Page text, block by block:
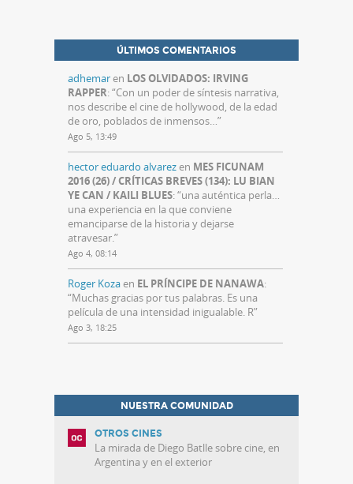
ÚLTIMOS COMENTARIOS
adhemaren LOS OLVIDADOS: IRVING
RAPPER: “Con un poder de síntesis narrativa,
nos describe el cine de hollywood, de la edad
de oro, poblados de inmensos…”
Ago 5, 13:49
hector eduardo alvarezen MES FICUNAM
2016 (26) / CRÍTICAS BREVES (134): LU BIAN
YE CAN / KAILI BLUES: “una auténtica perla…
una experiencia en la que conviene
emanciparse de la historia y dejarse
atravesar.”
Ago 4, 08:14
Roger Kozaen EL PRÍNCIPE DE NANAWA:
“Muchas gracias por tus palabras. Es una
película de una intensidad inigualable. R”
Ago 3, 18:25
NUESTRA COMUNIDAD
OTROS CINES
La mirada de Diego Batlle sobre cine, en
Argentina y en el exterior